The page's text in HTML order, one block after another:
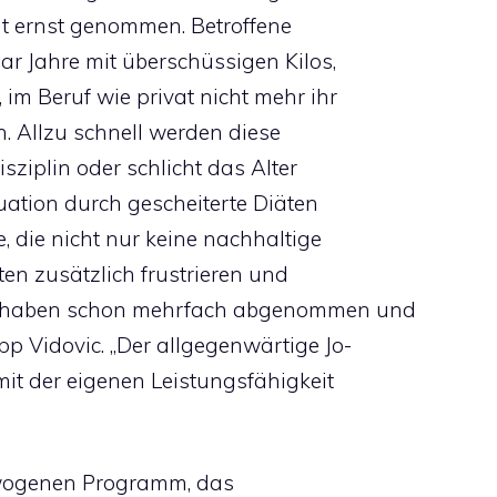
genommen. Betroffene
Jahre mit überschüssigen Kilos,
im Beruf wie privat nicht mehr ihr
Allzu schnell werden diese
oder schlicht das Alter
durch gescheiterte Diäten
die nicht nur keine nachhaltige
zusätzlich frustrieren und
schon mehrfach abgenommen und
Vidovic. „Der allgegenwärtige Jo-
der eigenen Leistungsfähigkeit
Programm, das